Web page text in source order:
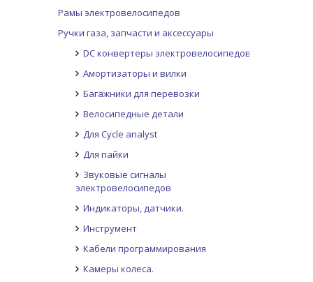
Рамы электровелосипедов
Ручки газа, запчасти и аксессуары
DC конвертеры электровелосипедов
Амортизаторы и вилки
Багажники для перевозки
Велосипедные детали
Для Cycle analyst
Для пайки
Звуковые сигналы
электровелосипедов
Индикаторы, датчики.
Инструмент
Кабели программирования
Камеры колеса.